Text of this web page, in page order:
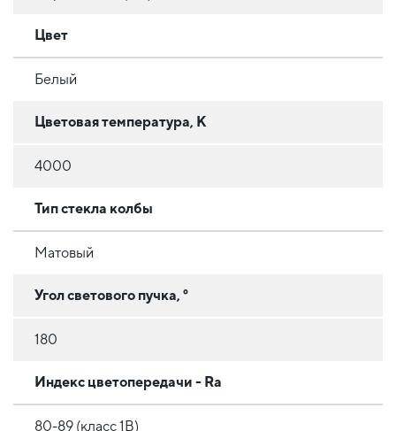
Цвет
Белый
Цветовая температура, К
4000
Тип стекла колбы
Матовый
Угол светового пучка, °
180
Индекс цветопередачи - Ra
80-89 (класс 1B)